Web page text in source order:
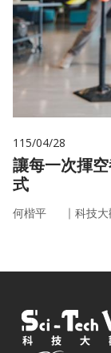
115/04/28
讓每一次揮
式
何楷平 ｜ 科技